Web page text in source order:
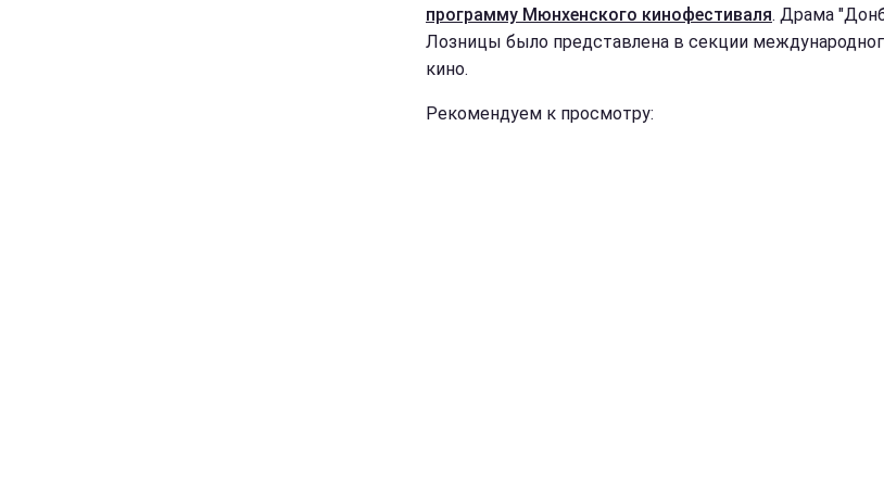
программу Мюнхенского кинофестиваля. Драма
Лозницы было представлена в секции
кино.
Рекомендуем к просмотру: